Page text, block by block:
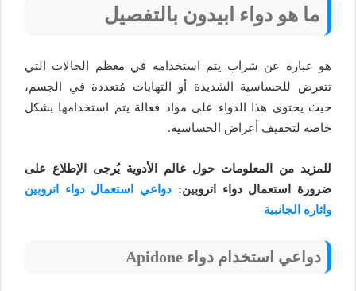
ما هو دواء ابيدون بالتفصيل
هو عبارة عن شراب يتم استخدامه في معظم الحالات التي
تتعرض للحساسية الشديدة أو التهابات مُتعددة في الجسم،
حيث يحتوي هذا الدواء على مواد فعالة يتم استخدامها بشكل
خاصة لتخفيف أعراض الحساسية.
للمزيد من المعلومات حول عالم الأدوية يُرجى الإطلاع على
ضرورة استعمال دواء اتروبين: دواعي استعمال دواء اتروبين
واثاره الجانبية
دواعي استخدام دواء Apidone